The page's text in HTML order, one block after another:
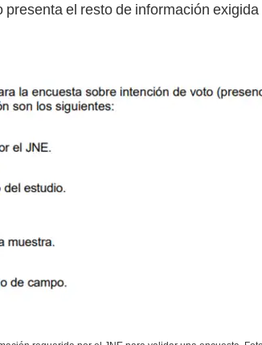
el resto de información